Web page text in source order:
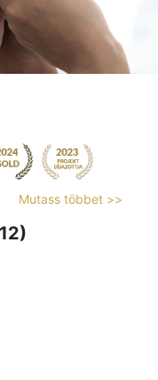
Mutass többet >>